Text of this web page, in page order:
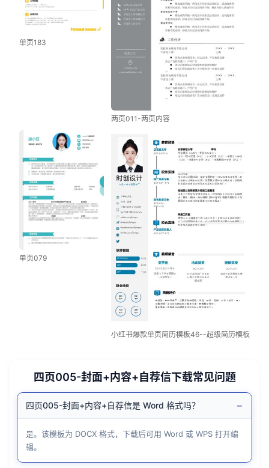
单页183
两页011-两页内容
单页079
小红书爆款单页简历模板46--超级简历模板
四页005-封面+内容+自荐信下载常见问题
四页005-封面+内容+自荐信是 Word 格式吗？ −
是。该模板为 DOCX 格式，下载后可用 Word 或 WPS 打开编
辑。